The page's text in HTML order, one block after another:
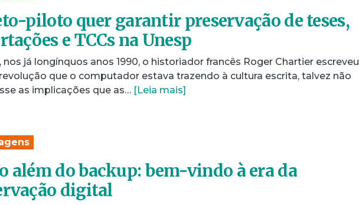
piloto quer garantir preservação de teses,
e TCCs na Unesp
nos já longínquos anos 1990, o historiador francês Roger Chartier escreveu
que o computador estava trazendo à cultura escrita, talvez não
as implicações que as… [Leia mais]
além do backup: bem-vindo à era da
digital